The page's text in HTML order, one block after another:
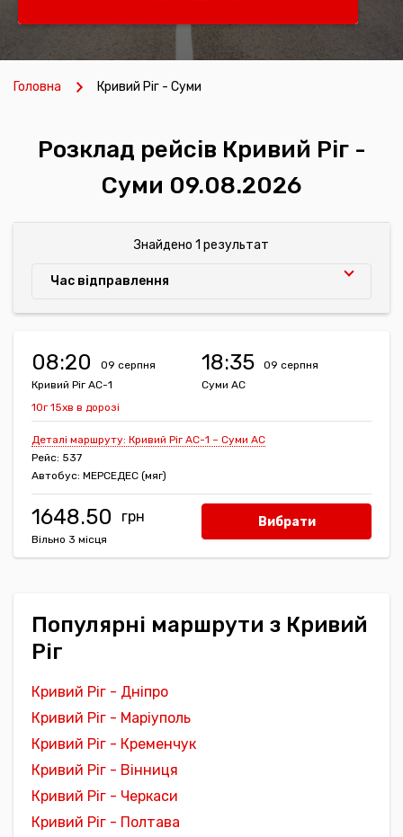
Головна Кривий Ріг - Суми
Розклад рейсів Кривий Ріг -
Суми 09.08.2026
Знайдено 1 результат
Час відправлення
08:20
09 серпня
Кривий Ріг АС-1
18:35
09 серпня
Суми АС
10г 15хв в дорозі
Деталі маршруту: Кривий Ріг АС-1 – Суми АС
Рейс: 537
Автобус: МЕРСЕДЕС (мяг)
1648.50
Вільно 3 місця
Вибрати
Популярні маршрути з Кривий
Ріг
Кривий Ріг - Дніпро
Кривий Ріг - Маріуполь
Кривий Ріг - Кременчук
Кривий Ріг - Вінниця
Кривий Ріг - Черкаси
Кривий Ріг - Полтава